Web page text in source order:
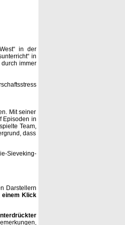
in der
in
immer
Mit seiner
Episoden in
Team,
dass
Sieveking-
Darstellern
einem Klick